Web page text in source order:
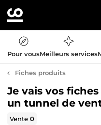
Pour vousMeilleurs services
Fiches produits
Je vais vos
un tunnel de
Vente0